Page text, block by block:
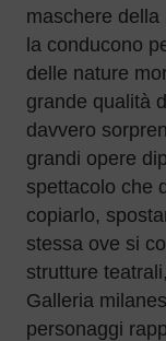
maschere
la conducono
delle nature
grande qualità
davvero
grandi opere
spettacolo che
copiarlo,
stessa ove si
strutture
Galleria
personaggi